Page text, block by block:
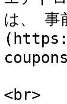
は、 事
<br>